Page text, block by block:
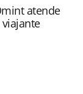
sobre direito
da
atende